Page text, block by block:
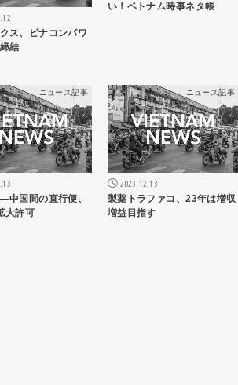
ス、ビナコンパワ
結
い！ベトナム時事ネタ帳
ニュース記事
中国間の直行便、
大許可
ニュース記事
2023.12.13
製薬トラファコ、23年は増収
増益目指す